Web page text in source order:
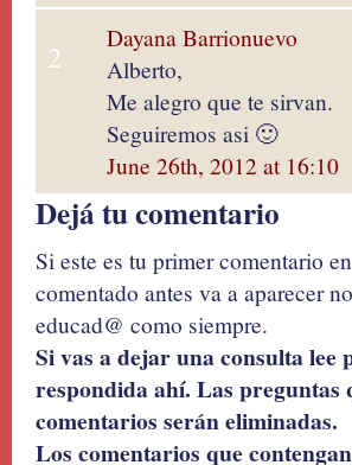
2
Dayana Barrionuevo
Alberto,
Me alegro que te sirvan.
Seguiremos asi 🙂
June 26th, 2012 at 16:10
Dejá tu comentario
Si este es tu primer comentario
comentado antes va a aparecer
educad@ como siempre.
Si vas a dejar una consulta
respondida ahí. Las preguntas
comentarios serán eliminadas.
Los comentarios que